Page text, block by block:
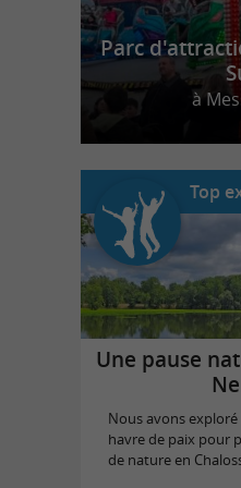
Parc
à
Top
Une pause
Nous avons exploré
havre de paix pour
de nature en